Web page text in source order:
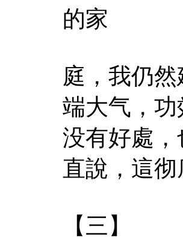
的家
庭，我仍
端大气，
没有好處
直說，這
【三】